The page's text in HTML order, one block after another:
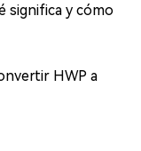
significa y cómo
HWP a